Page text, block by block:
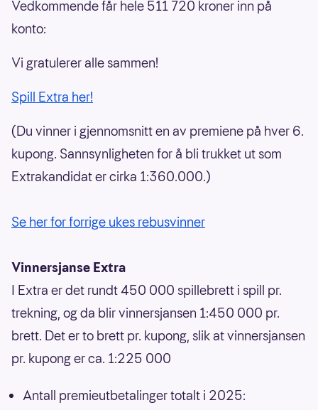
Vedkommende får hele 511 720 kroner inn på
konto:
Vi gratulerer alle sammen!
Spill Extra her!
(Du vinner i gjennomsnitt en av premiene på hver 6.
kupong. Sannsynligheten for å bli trukket ut som
Extrakandidat er cirka 1:360.000.)
Se her for forrige ukes rebusvinner
Vinnersjanse Extra
I Extra er det rundt 450 000 spillebrett i spill pr.
trekning, og da blir vinnersjansen 1:450 000 pr.
brett. Det er to brett pr. kupong, slik at vinnersjansen
pr. kupong er ca. 1:225 000
Antall premieutbetalinger totalt i 2025: